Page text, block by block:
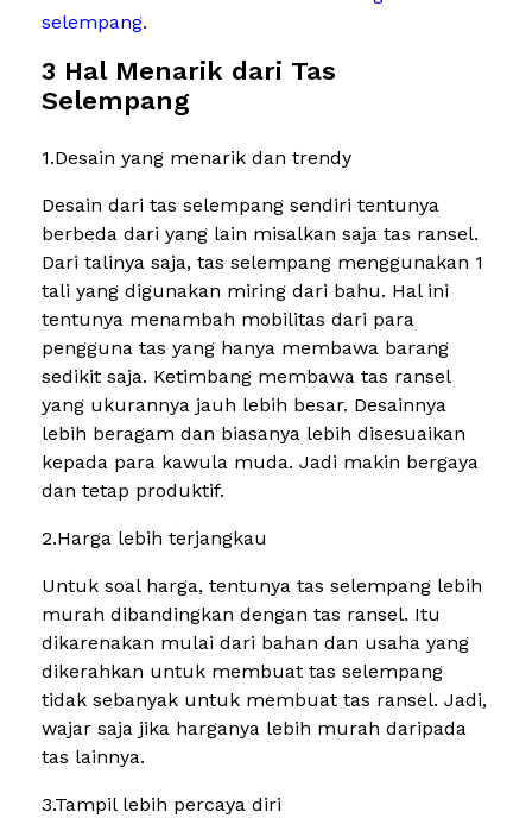
selempang.
3 Hal Menarik dari Tas
Selempang
1.Desain yang menarik dan trendy
Desain dari tas selempang sendiri tentunya
berbeda dari yang lain misalkan saja tas ransel.
Dari talinya saja, tas selempang menggunakan 1
tali yang digunakan miring dari bahu. Hal ini
tentunya menambah mobilitas dari para
pengguna tas yang hanya membawa barang
sedikit saja. Ketimbang membawa tas ransel
yang ukurannya jauh lebih besar. Desainnya
lebih beragam dan biasanya lebih disesuaikan
kepada para kawula muda. Jadi makin bergaya
dan tetap produktif.
2.Harga lebih terjangkau
Untuk soal harga, tentunya tas selempang lebih
murah dibandingkan dengan tas ransel. Itu
dikarenakan mulai dari bahan dan usaha yang
dikerahkan untuk membuat tas selempang
tidak sebanyak untuk membuat tas ransel. Jadi,
wajar saja jika harganya lebih murah daripada
tas lainnya.
3.Tampil lebih percaya diri